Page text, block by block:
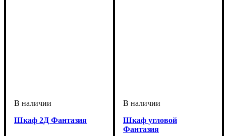
Шкаф 2Д Фантазия
Шкаф угловой
Фантазия